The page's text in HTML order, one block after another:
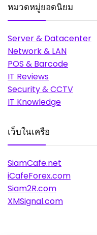
หมวดหมู่ยอดนิยม
Server & Datacenter
Network & LAN
POS & Barcode
IT Reviews
Security & CCTV
IT Knowledge
เว็บในเครือ
SiamCafe.net
iCafeForex.com
Siam2R.com
XMSignal.com